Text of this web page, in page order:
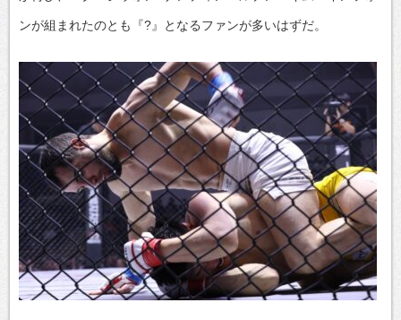
ンが組まれたのとも『?』となるファンが多いはずだ。